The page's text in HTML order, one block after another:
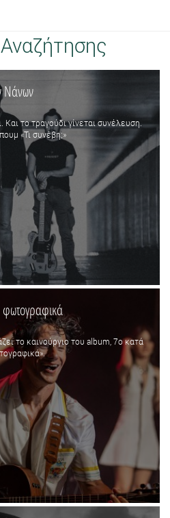
Νάνων
Και το τραγούδι γίνεται συνέλευση.
«Τι συνέβη;»
το καινούργιο του album, 7ο κατά